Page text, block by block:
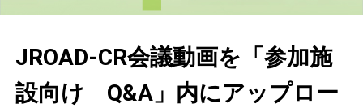
JROAD-CR会議動画を「参加施
設向け Q&A」内にアップロー